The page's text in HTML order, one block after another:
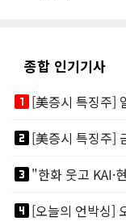
종합 인기기사
looks_one
looks_two
looks_3"한화 웃고 KAI·
looks_4